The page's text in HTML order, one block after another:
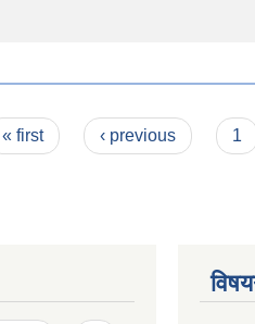
« first ‹ previous 1